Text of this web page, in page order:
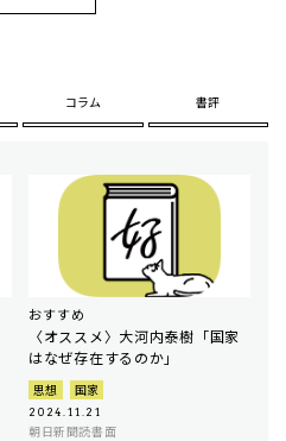
コラム 書評
おすすめ
〈オススメ〉大河内泰樹「国家
はなぜ存在するのか」
思想 国家
2024.11.21
朝日新聞読書面